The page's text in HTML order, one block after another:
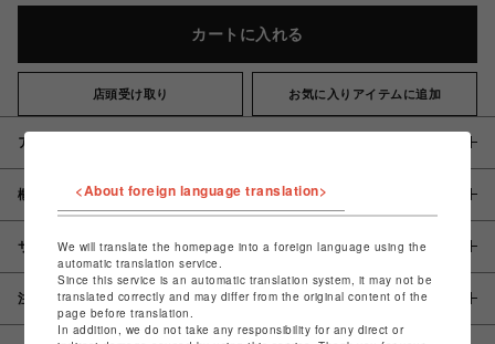
カートに入れる
店頭受け取り お気に入りアイテムに追加
アイテム説明 / 素材
概要
サイズ
注意事項
<About foreign language translation>
We will translate the homepage into a foreign language using the
automatic translation service.
Since this service is an automatic translation system, it may not be
translated correctly and may differ from the original content of the
page before translation.
In addition, we do not take any responsibility for any direct or